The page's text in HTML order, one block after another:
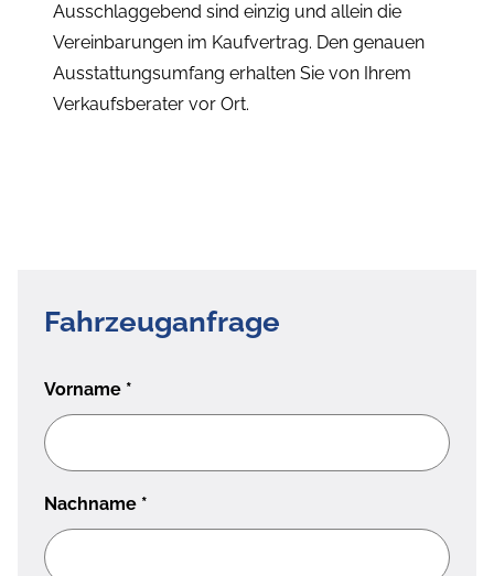
Ausschlaggebend sind einzig und allein die
Vereinbarungen im Kaufvertrag. Den genauen
Ausstattungsumfang erhalten Sie von Ihrem
Verkaufsberater vor Ort.
Fahrzeuganfrage
Vorname *
Nachname *